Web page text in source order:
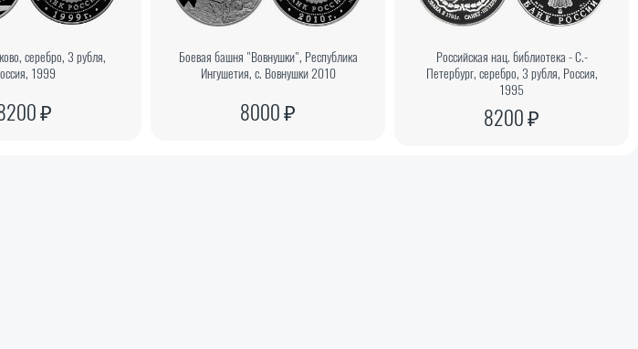
серебро, 3 рубля,
1999
₽
Боевая башня "Вовнушки", Республика
Ингушетия, с. Вовнушки 2010
8000 ₽
Российская нац. библиотека - С.-
Петербург, серебро, 3 рубля, Россия,
1995
8200 ₽